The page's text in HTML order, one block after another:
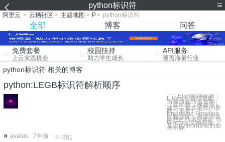
python标识符
阿里云 > 云栖社区 > 主题地图 > P> python标识符
全部 博客 问答
免费套餐
上云实践机会
校园扶持
助力学生成长
API服务
覆盖海量行业
python标识符 相关的博客
python:LEGB标识符解析顺序
""" LEGB查询规则：
L locals 局部变量，
当前所在命名空间
（如函数，模块等）
注意，包括函数的参
数（形参） E
Enclosing Function
闭包空间（外部嵌套
函数的命名空间） G
Globals 全局变量，
某个python模块的命
名空间
avatus
7年前 851